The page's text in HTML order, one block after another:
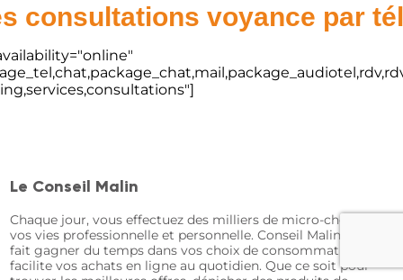
consultations voyance par
Le Conseil Malin
Chaque jour, vous effectuez des milliers de micro-choix dans
vos vies professionnelle et personnelle. Conseil Malin vous
fait gagner du temps dans vos choix de consommation et
facilite vos achats en ligne au quotidien. Que ce soit pour